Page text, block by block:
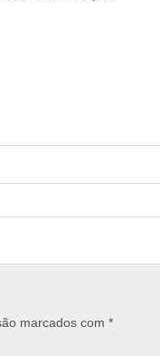
marcados com *